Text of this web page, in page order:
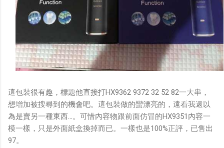
這包裝很有趣，標題他直接打HX9362 9372 32 52 82一大串，
想增加被搜尋到的機會吧。這包裝做的蠻漂亮的，遠看我還以
為是賣另一種東西...。可惜內容物跟前面仿冒的HX9351內容一
模一樣，只是外面紙盒換掉而已。一樣也是100%正評，已售出
97。